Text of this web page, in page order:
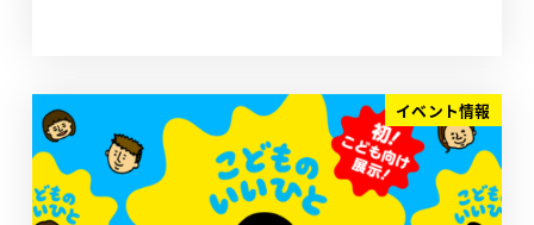
イベント情報